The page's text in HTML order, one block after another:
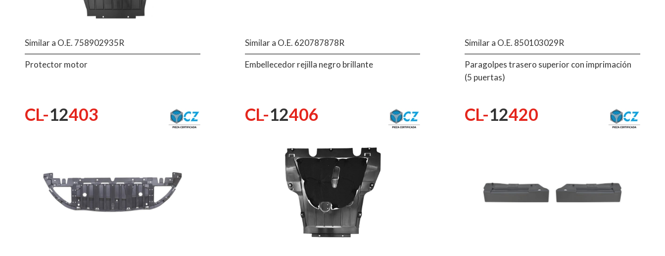
Similar a O.E. 758902935R
Protector motor
Similar a O.E. 620787878R
Embellecedor rejilla negro brillante
Similar a O.E. 850103029R
Paragolpes trasero superior con imprimación
(5 puertas)
CL-12403 CL-12406 CL-12420